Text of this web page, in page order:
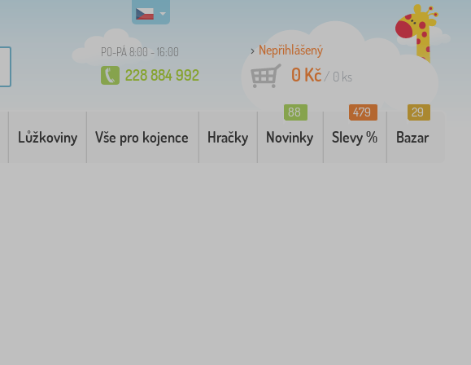
PO-PÁ 8:00 - 16:00
228 884 992
Nepřihlášený
0 Kč/ 0 ks
Lůžkoviny Vše pro kojence Hračky Novinky
88
Slevy %
479
Bazar
29